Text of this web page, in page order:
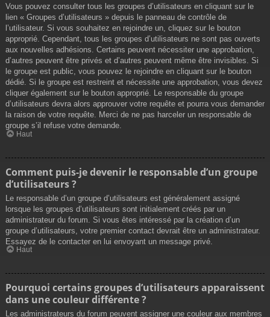
Vous pouvez consulter tous les groupes d’utilisateurs en cliquant sur le
lien « Groupes d’utilisateurs » depuis le panneau de contrôle de
l’utilisateur. Si vous souhaitez en rejoindre un, cliquez sur le bouton
approprié. Cependant, tous les groupes d’utilisateurs ne sont pas ouverts
aux nouvelles adhésions. Certains peuvent nécessiter une approbation,
d’autres peuvent être privés et d’autres peuvent même être invisibles. Si
le groupe est public, vous pouvez le rejoindre en cliquant sur le bouton
dédié. Si le groupe est restreint et nécessite une approbation, vous devez
cliquer également sur le bouton approprié. Le responsable du groupe
d’utilisateurs devra alors approuver votre requête et pourra vous demander
la raison de votre requête. Merci de ne pas harceler un responsable de
groupe s’il refuse votre demande.
Haut
Comment puis-je devenir le responsable d’un groupe
d’utilisateurs ?
Le responsable d’un groupe d’utilisateurs est généralement assigné
lorsque les groupes d’utilisateurs sont initialement créés par un
administrateur du forum. Si vous êtes intéressé par la création d’un
groupe d’utilisateurs, votre premier contact devrait être un administrateur.
Essayez de le contacter en lui envoyant un message privé.
Haut
Pourquoi certains groupes d’utilisateurs apparaissent
dans une couleur différente ?
Les administrateurs du forum peuvent assigner une couleur aux membres